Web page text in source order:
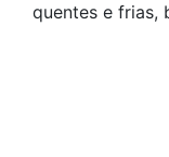
quentes e frias,